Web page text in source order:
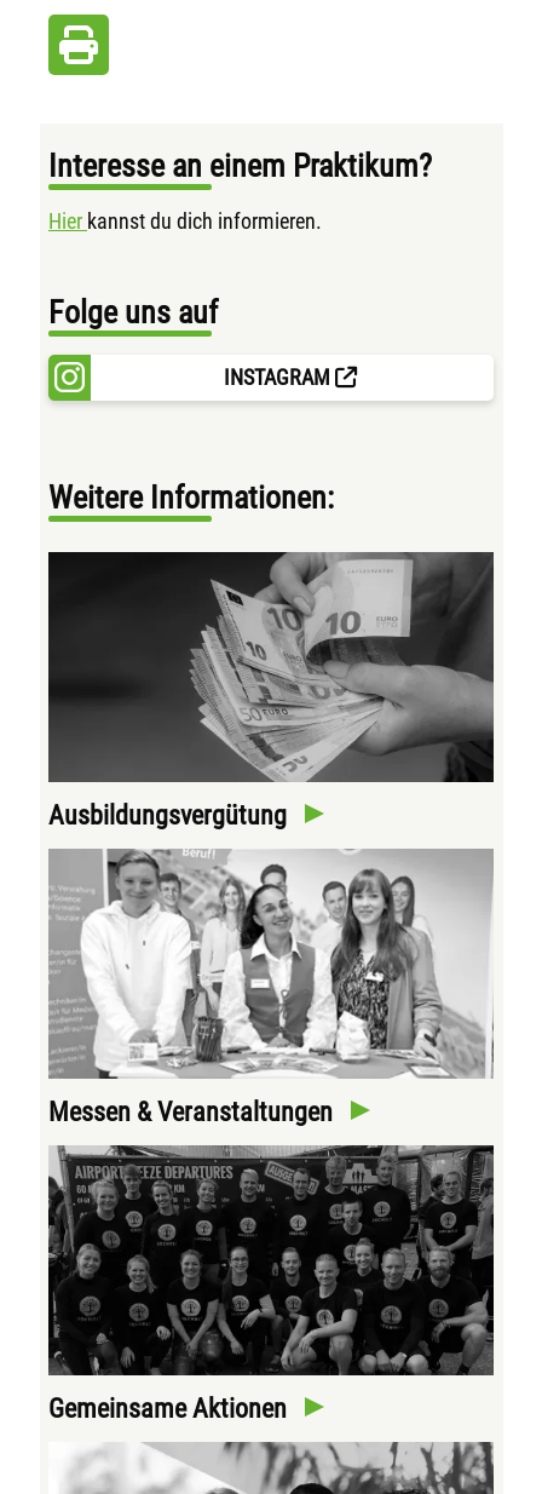
Interesse an einem Praktikum?
Hier kannst du dich informieren.
Folge uns auf
INSTAGRAM
Weitere Informationen:
Ausbildungsvergütung
Messen & Veranstaltungen
Gemeinsame Aktionen